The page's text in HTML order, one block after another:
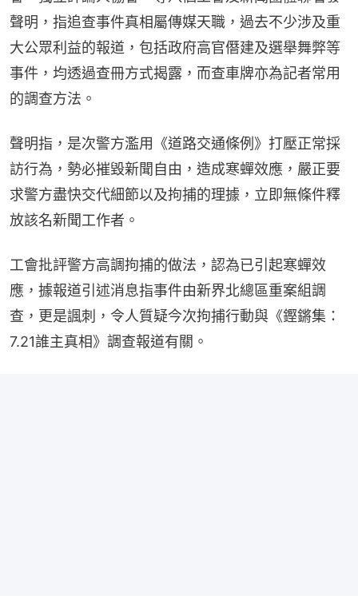
聲明，指追查事件真相屬傳媒天職，過去不少涉及重
大公眾利益的報道，包括政府高官僭建及選舉舞弊等
事件，均透過查冊方式揭露，而查車牌亦為記者常用
的調查方法。
聲明指，是次警方濫用《道路交通條例》打壓正常採
訪行為，勢必摧毀新聞自由，造成寒蟬效應，嚴正要
求警方盡快交代細節以及拘捕的理據，立即無條件釋
放該名新聞工作者。
工會批評警方高調拘捕的做法，認為已引起寒蟬效
應，據報道引述消息指事件由新界北總區重案組調
查，更是諷刺，令人質疑今次拘捕行動與《鏗鏘集：
7.21誰主真相》調查報道有關。